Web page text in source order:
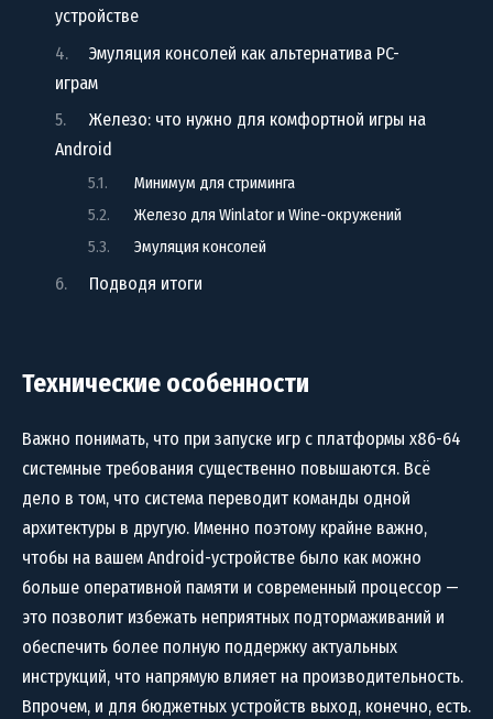
устройстве
Эмуляция консолей как альтернатива PC-
играм
Железо: что нужно для комфортной игры на
Android
Минимум для стриминга
Железо для Winlator и Wine-окружений
Эмуляция консолей
Подводя итоги
Технические особенности
Важно понимать, что при запуске игр с платформы x86-64
системные требования существенно повышаются. Всё
дело в том, что система переводит команды одной
архитектуры в другую. Именно поэтому крайне важно,
чтобы на вашем Android-устройстве было как можно
больше оперативной памяти и современный процессор —
это позволит избежать неприятных подтормаживаний и
обеспечить более полную поддержку актуальных
инструкций, что напрямую влияет на производительность.
Впрочем, и для бюджетных устройств выход, конечно, есть.